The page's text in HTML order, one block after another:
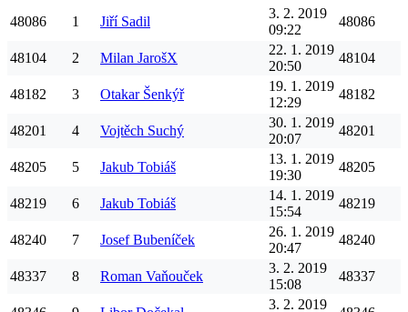
48086
1 Jiří Sadil
3. 2. 2019
09:22
48086
48104 2 Milan JarošX
22. 1. 2019
20:50
48104
48182 3 Otakar Šenkýř
19. 1. 2019
12:29
48182
48201 4 Vojtěch Suchý
30. 1. 2019
20:07
48201
48205 5 Jakub Tobiáš
13. 1. 2019
19:30
48205
48219 6 Jakub Tobiáš
14. 1. 2019
15:54
48219
48240 7 Josef Bubeníček
26. 1. 2019
20:47
48240
48337 8 Roman Vaňouček
3. 2. 2019
15:08
48337
3. 2. 2019